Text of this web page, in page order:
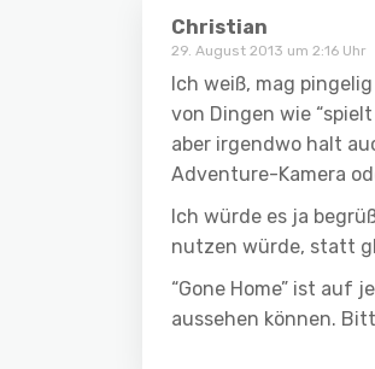
Christian
29. August 2013 um 2:16 Uhr
Ich weiß, mag
von Dingen wie
aber irgendwo halt
Adventure-Kamera
Ich würde es ja
nutzen würde, statt
“Gone Home” ist auf
aussehen können.